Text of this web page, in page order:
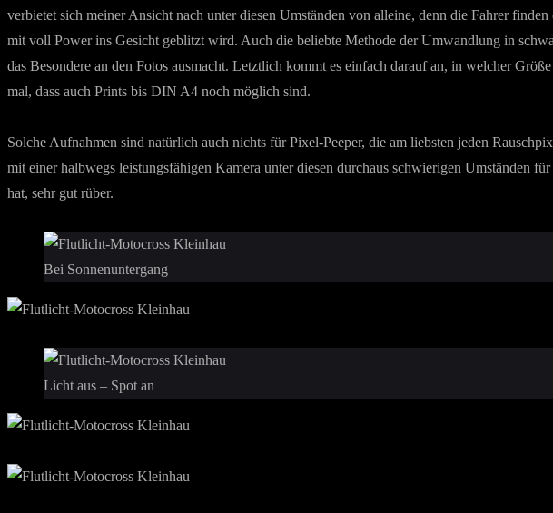
verbietet sich meiner Ansicht nach unter diesen Umständen von alleine, denn die Fahrer
mit voll Power ins Gesicht geblitzt wird. Auch die beliebte Methode der Umwandlung in
das Besondere an den Fotos ausmacht. Letztlich kommt es einfach darauf an, in welcher
mal, dass auch Prints bis DIN A4 noch möglich sind.
Solche Aufnahmen sind natürlich auch nichts für Pixel-Peeper, die am liebsten jeden
mit einer halbwegs leistungsfähigen Kamera unter diesen durchaus schwierigen Umständen
hat, sehr gut rüber.
Bei Sonnenuntergang
Licht aus – Spot an